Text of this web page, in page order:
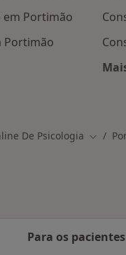
em Portimão
Portimão
De Psicologia Mudar
Para os pacientes